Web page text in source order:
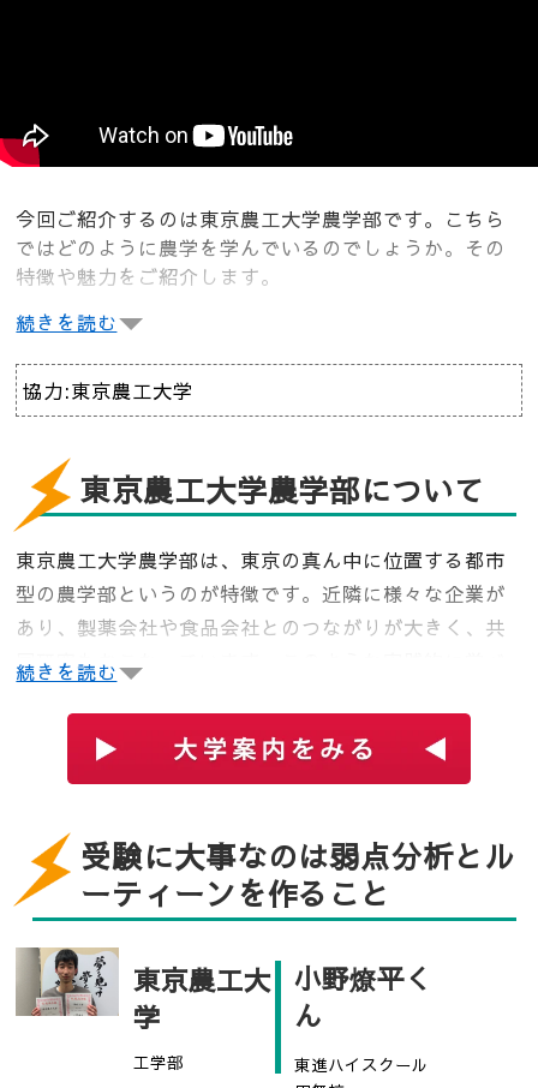
今回ご紹介するのは東京農工大学農学部です。こちら
ではどのように農学を学んでいるのでしょうか。その
特徴や魅力をご紹介します。
また、レベルの高い研究で世界の注目を集める東京農
ょうか？
まずは、東京農工大学農学部学部長に、農学部の特徴
～東京農工大学 農学部学部長 千葉一裕さんにイン
タビュー～
Q：東京農工大学農学部の特徴は何ですか？
市型の農学部という点が非常に大きな特徴だと思いま
会社や食品会社とのつながりもすごく大きくて、その
ようなところと一緒に食品の機能を解明したり、ある
いは薬の原料になるものを探したりということも大き
企業との共同開発など、興味のある分野を実践的に学
すね。
東京農工大学農学部の学生は、具体的にどのようなこ
とを学んでいるのでしょうか？
話を聞いてみましょう。
続きを読む
協力:東京農工大学
東京農工大学農学部について
東京農工大学農学部は、東京の真ん中に位置する都市
型の農学部というのが特徴です。近隣に様々な企業が
あり、製薬会社や食品会社とのつながりが大きく、共
同研究もおこなっています。このような実践的に学べ
続きを読む
受験に大事なのは弱点分析とル
ーティーンを作ること
東京農工大
学
工学部
小野燎平く
ん
東進ハイスクール